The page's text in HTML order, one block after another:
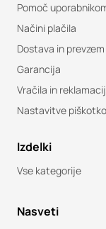
Pomoč
Načini plačila
Dostava in prevzem
Garancija
Vračila in
Nastavitve
Izdelki
Vse kategorije
Nasveti